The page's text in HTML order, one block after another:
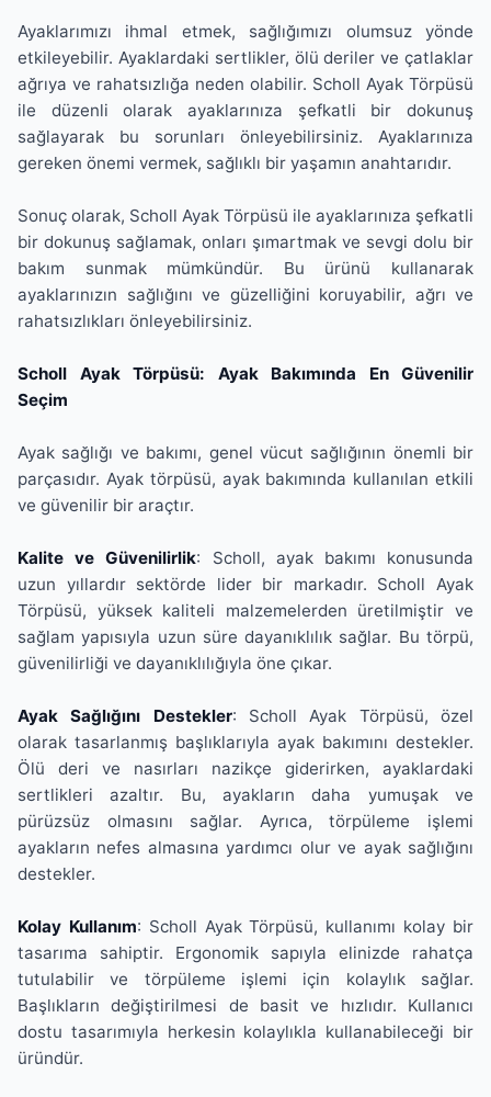
Ayaklarımızı ihmal etmek, sağlığımızı olumsuz yönde
etkileyebilir. Ayaklardaki sertlikler, ölü deriler ve çatlaklar
ağrıya ve rahatsızlığa neden olabilir. Scholl Ayak Törpüsü
ile düzenli olarak ayaklarınıza şefkatli bir dokunuş
sağlayarak bu sorunları önleyebilirsiniz. Ayaklarınıza
gereken önemi vermek, sağlıklı bir yaşamın anahtarıdır.
Sonuç olarak, Scholl Ayak Törpüsü ile ayaklarınıza şefkatli
bir dokunuş sağlamak, onları şımartmak ve sevgi dolu bir
bakım sunmak mümkündür. Bu ürünü kullanarak
ayaklarınızın sağlığını ve güzelliğini koruyabilir, ağrı ve
rahatsızlıkları önleyebilirsiniz.
Scholl Ayak Törpüsü: Ayak Bakımında En Güvenilir
Seçim
Ayak sağlığı ve bakımı, genel vücut sağlığının önemli bir
parçasıdır. Ayak törpüsü, ayak bakımında kullanılan etkili
ve güvenilir bir araçtır.
Kalite ve Güvenilirlik: Scholl, ayak bakımı konusunda
uzun yıllardır sektörde lider bir markadır. Scholl Ayak
Törpüsü, yüksek kaliteli malzemelerden üretilmiştir ve
sağlam yapısıyla uzun süre dayanıklılık sağlar. Bu törpü,
güvenilirliği ve dayanıklılığıyla öne çıkar.
Ayak Sağlığını Destekler: Scholl Ayak Törpüsü, özel
olarak tasarlanmış başlıklarıyla ayak bakımını destekler.
Ölü deri ve nasırları nazikçe giderirken, ayaklardaki
sertlikleri azaltır. Bu, ayakların daha yumuşak ve
pürüzsüz olmasını sağlar. Ayrıca, törpüleme işlemi
ayakların nefes almasına yardımcı olur ve ayak sağlığını
destekler.
Kolay Kullanım: Scholl Ayak Törpüsü, kullanımı kolay bir
tasarıma sahiptir. Ergonomik sapıyla elinizde rahatça
tutulabilir ve törpüleme işlemi için kolaylık sağlar.
Başlıkların değiştirilmesi de basit ve hızlıdır. Kullanıcı
dostu tasarımıyla herkesin kolaylıkla kullanabileceği bir
üründür.